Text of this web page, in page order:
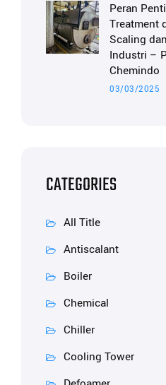
Peran
Treatment
Scaling
Industri –
Chemindo
03/03/2025
CATEGORIES
All Title
Antiscalant
Boiler
Chemical
Chiller
Cooling Tower